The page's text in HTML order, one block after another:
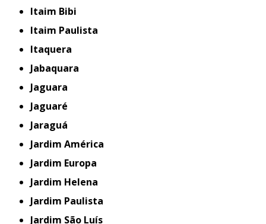
Itaim Bibi
Itaim Paulista
Itaquera
Jabaquara
Jaguara
Jaguaré
Jaraguá
Jardim América
Jardim Europa
Jardim Helena
Jardim Paulista
Jardim São Luís